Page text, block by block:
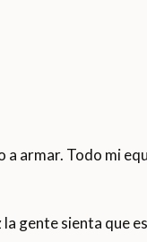
armar. Todo mi
gente sienta que